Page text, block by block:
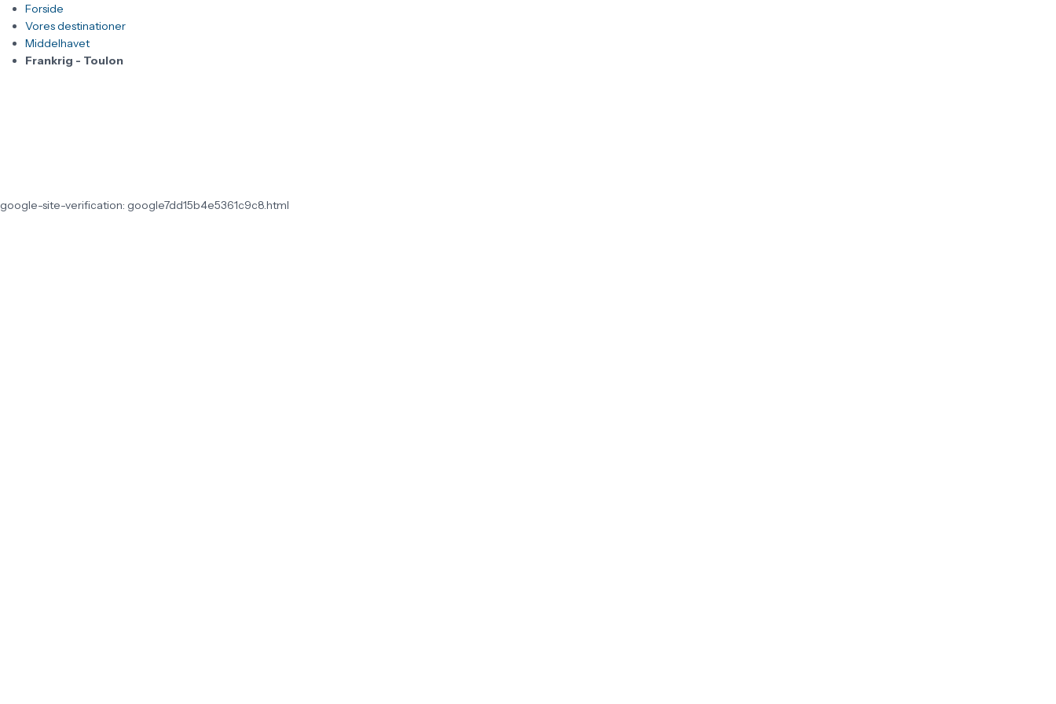
Forside
Vores destinationer
Middelhavet
Frankrig - Toulon
google-site-verification: google7dd15b4e5361c9c8.html